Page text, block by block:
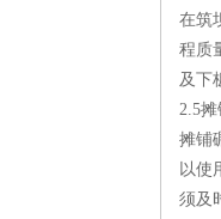
在筑
程质
及下
2.5
摊铺
以使
须及